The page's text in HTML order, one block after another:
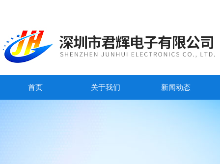
首页 关于我们 新闻动态